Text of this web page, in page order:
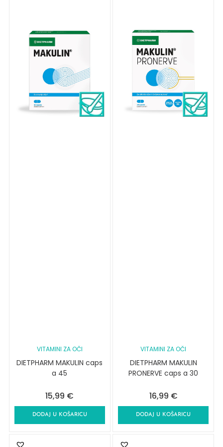
VITAMINI ZA OČI
DIETPHARM MAKULIN caps
a 45
15,99 €
DODAJ U KOŠARICU
VITAMINI ZA OČI
DIETPHARM MAKULIN
PRONERVE caps a 30
16,99 €
DODAJ U KOŠARICU